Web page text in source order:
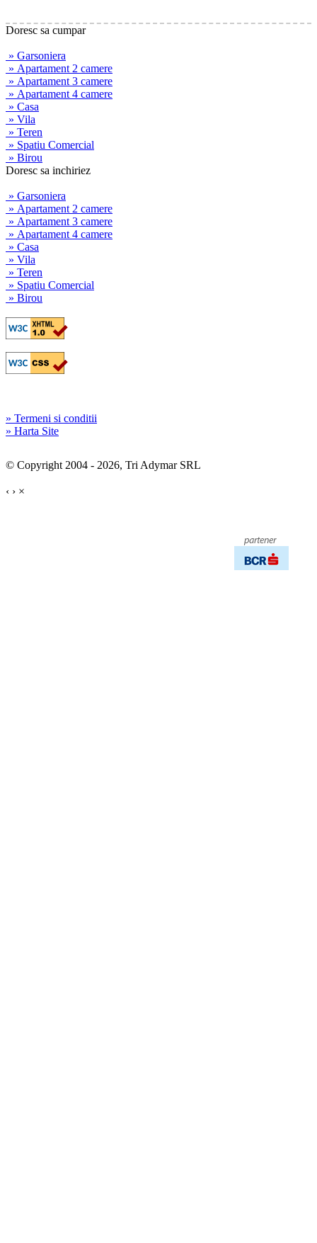
Doresc sa cumpar
» Garsoniera
» Apartament 2 camere
» Apartament 3 camere
» Apartament 4 camere
» Casa
» Vila
» Teren
» Spatiu Comercial
» Birou
Doresc sa inchiriez
» Garsoniera
» Apartament 2 camere
» Apartament 3 camere
» Apartament 4 camere
» Casa
» Vila
» Teren
» Spatiu Comercial
» Birou
» Termeni si conditii
» Harta Site
© Copyright 2004 - 2026, Tri Adymar SRL
‹ › ×